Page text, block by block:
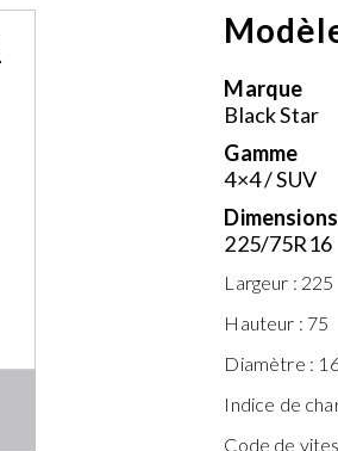
Marque
Black Star
Gamme
4×4 / SUV
Dimensions
225/75R16
Largeur : 225
Hauteur : 75
Diamètre :
Indice de
Code de